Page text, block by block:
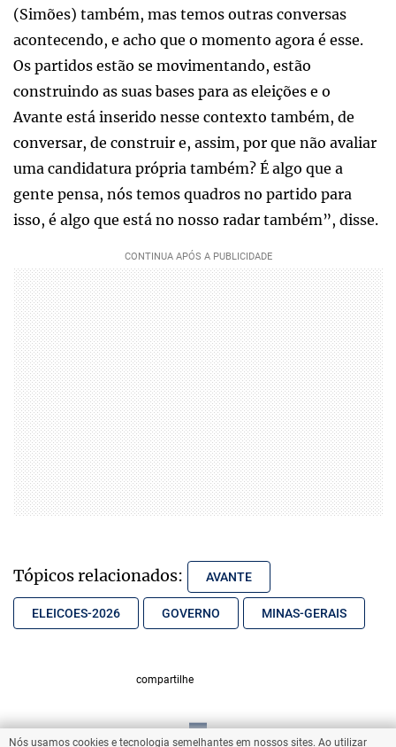
(Simões) também, mas temos outras conversas
acontecendo, e acho que o momento agora é esse.
Os partidos estão se movimentando, estão
construindo as suas bases para as eleições e o
Avante está inserido nesse contexto também, de
conversar, de construir e, assim, por que não avaliar
uma candidatura própria também? É algo que a
gente pensa, nós temos quadros no partido para
isso, é algo que está no nosso radar também”, disse.
Tópicos relacionados: AVANTE
ELEICOES-2026 GOVERNO MINAS-GERAIS
compartilhe
Nós usamos cookies e tecnologia semelhantes em nossos sites. Ao utilizar